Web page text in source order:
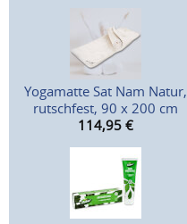
Yogamatte Sat Nam Natur,
rutschfest, 90 x 200 cm
114,95 €